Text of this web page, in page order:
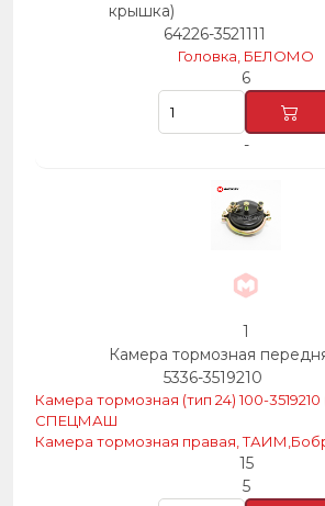
крышка)
64226-3521111
Головка, БЕЛОМО
6
-
1
Камера тормозная
5336-3519210
Камера тормозная (тип 24) 100-
СПЕЦМАШ
Камера тормозная правая,
15
5